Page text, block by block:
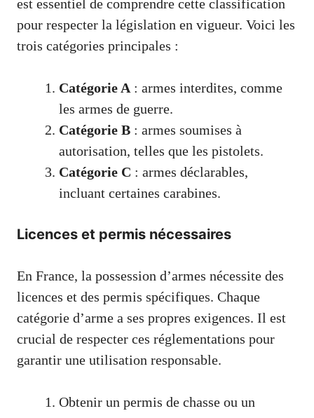
est essentiel de comprendre cette classification
pour respecter la législation en vigueur. Voici les
trois catégories principales :
Catégorie A : armes interdites, comme
les armes de guerre.
Catégorie B : armes soumises à
autorisation, telles que les pistolets.
Catégorie C : armes déclarables,
incluant certaines carabines.
Licences et permis nécessaires
En France, la possession d’armes nécessite des
licences et des permis spécifiques. Chaque
catégorie d’arme a ses propres exigences. Il est
crucial de respecter ces réglementations pour
garantir une utilisation responsable.
Obtenir un permis de chasse ou un